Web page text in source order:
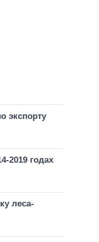
экспорту
2019 годах
леса-